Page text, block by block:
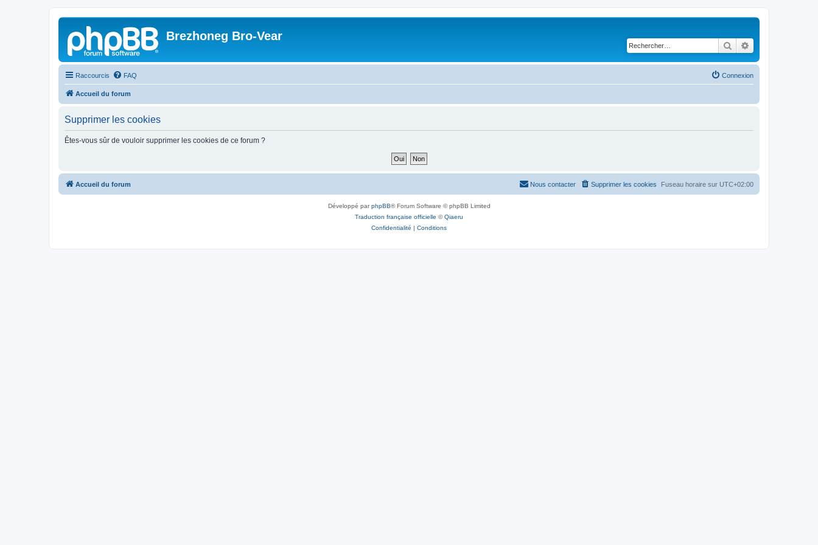
Brezhoneg Bro-Vear
Rechercher
Raccourcis FAQ Connexion
Accueil du forum
Supprimer les cookies
Êtes-vous sûr de vouloir supprimer les cookies de ce forum ?
Accueil du forum Fuseau horaire sur UTC+02:00
Supprimer les cookies
Nous contacter
Développé parphpBB® Forum Software © phpBB Limited
Traduction française officielle ©Qiaeru
Confidentialité | Conditions